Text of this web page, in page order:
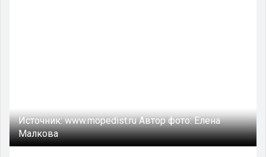
Источник:www.mopedist.ruАвтор фото:Елена
Малкова